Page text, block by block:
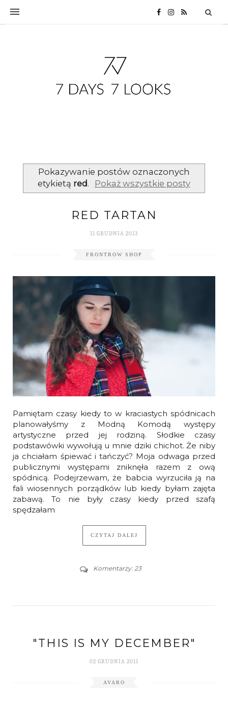
Pokazywanie postów oznaczonych
etykietą red. Pokaż wszystkie posty
RED TARTAN
11 GRUDNIA 2013
FRONTROW SHOP
Pamiętam czasy kiedy to w kraciastych spódnicach
planowałyśmy z Modną Komodą występy
artystyczne przed jej rodziną. Słodkie czasy
podstawówki wywołują u mnie dziki chichot. Że niby
ja chciałam śpiewać i tańczyć? Moja odwaga przed
publicznymi występami zniknęła razem z ową
spódnicą. Podejrzewam, że babcia wyrzuciła ją na
fali wiosennych porządków lub kiedy byłam zajęta
zabawą. To nie były czasy kiedy przed szafą
spędzałam
CZYTAJ DALEJ
Komentarzy: 23
"THIS IS MY DECEMBER"
02 GRUDNIA 2011
AVARO